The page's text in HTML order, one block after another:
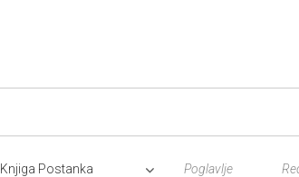
Knjiga Postanka